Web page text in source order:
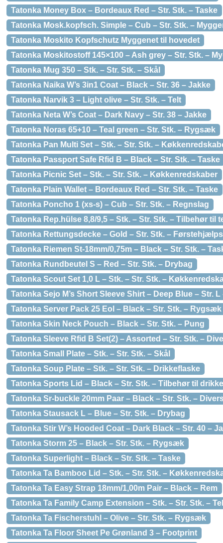
Tatonka Money Box – Bordeaux Red – Str. Stk. – Taske
Tatonka Mosk.kopfsch. Simple – Cub – Str. Stk. –
Tatonka Moskito Kopfschutz Myggenet til hovedet
Tatonka Moskitostoff 145×100 – Ash grey – Str. Stk. –
Tatonka Mug 350 – Stk. – Str. Stk. – Skål
Tatonka Naika W’s 3in1 Coat – Black – Str. 36 – Jakke
Tatonka Narvik 3 – Light olive – Str. Stk. – Telt
Tatonka Neta W’s Coat – Dark Navy – Str. 38 – Jakke
Tatonka Noras 65+10 – Teal green – Str. Stk. – Rygsæk
Tatonka Pan Multi Set – Stk. – Str. Stk. –
Tatonka Passport Safe Rfid B – Black – Str. Stk. – Taske
Tatonka Picnic Set – Stk. – Str. Stk. – Køkkenredskaber
Tatonka Plain Wallet – Bordeaux Red – Str. Stk. – Taske
Tatonka Poncho 1 (xs-s) – Cub – Str. Stk. – Regnslag
Tatonka Rep.hülse 8,8/9,5 – Stk. – Str. Stk. – Tilbehør til
Tatonka Rettungsdecke – Gold – Str. Stk. –
Tatonka Riemen St-18mm/0,75m – Black – Str. Stk. –
Tatonka Rundbeutel S – Red – Str. Stk. – Drybag
Tatonka Scout Set 1,0 L – Stk. – Str. Stk. –
Tatonka Sejo M’s Short Sleeve Shirt – Deep Blue – Str. L
Tatonka Server Pack 25 Eol – Black – Str. Stk. – Rygsæk
Tatonka Skin Neck Pouch – Black – Str. Stk. – Pung
Tatonka Sleeve Rfid B Set(2) – Assorted – Str. Stk. –
Tatonka Small Plate – Stk. – Str. Stk. – Skål
Tatonka Soup Plate – Stk. – Str. Stk. – Drikkeflaske
Tatonka Sports Lid – Black – Str. Stk. – Tilbehør til
Tatonka Sr-buckle 20mm Paar – Black – Str. Stk. –
Tatonka Stausack L – Blue – Str. Stk. – Drybag
Tatonka Stir W’s Hooded Coat – Dark Black – Str. 40 –
Tatonka Storm 25 – Black – Str. Stk. – Rygsæk
Tatonka Superlight – Black – Str. Stk. – Taske
Tatonka Ta Bamboo Lid – Stk. – Str. Stk. –
Tatonka Ta Easy Strap 18mm/1,00m Pair – Black – Rem
Tatonka Ta Family Camp Extension – Stk. – Str. Stk. –
Tatonka Ta Fischerstuhl – Olive – Str. Stk. – Rygsæk
Tatonka Ta Floor Sheet Pe Grønland 3 – Footprint